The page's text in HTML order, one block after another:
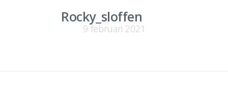
Rocky_sloffen
9 februari 2021